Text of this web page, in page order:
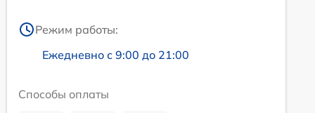
Режим работы:
Ежедневно с 9:00 до 21:00
Способы оплаты